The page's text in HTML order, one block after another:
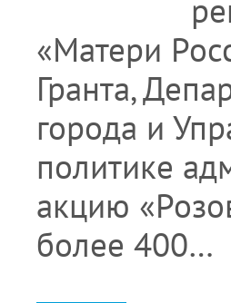
«Матери
Гранта,
города и
политике
акцию
более 400…